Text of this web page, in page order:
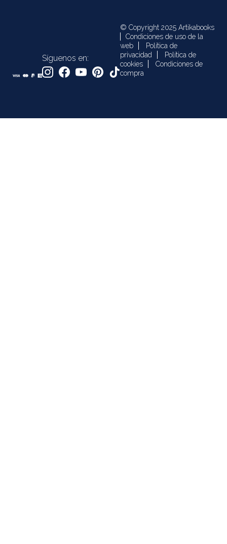
Síguenos en:
© Copyright 2025 Artikabooks
Condiciones de uso de la
web
Política de
privacidad
Política de
cookies
Condiciones de
compra